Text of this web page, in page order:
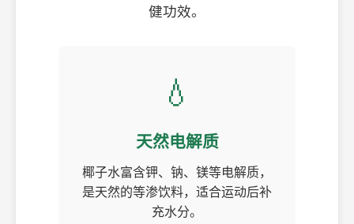
健功效。
💧
天然电解质
椰子水富含钾、钠、镁等电解质，
是天然的等渗饮料，适合运动后补
充水分。